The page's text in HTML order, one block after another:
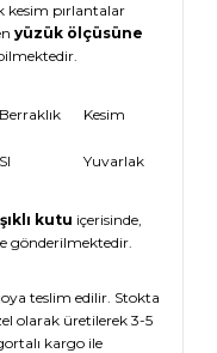
kesim pırlantalar
yüzük ölçüsüne
Berraklık Kesim
SI Yuvarlak
kutu içerisinde,
gönderilmektedir.
teslim edilir. Stokta
olarak üretilerek 3-5
kargo ile